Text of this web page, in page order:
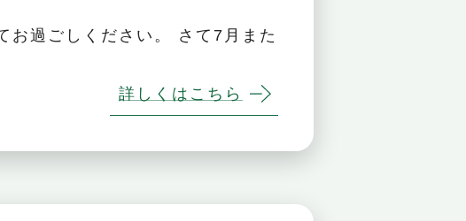
お過ごしください。 さて7月また
詳しくはこちら